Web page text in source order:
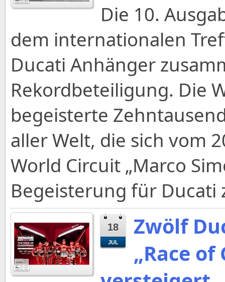
Die 10.
dem internationalen
Ducati Anhänger
Rekordbeteiligung. Die
begeisterte
aller Welt, die sich vom
World Circuit „Marco
Begeisterung für
18
JUL
Zwölf
„Race